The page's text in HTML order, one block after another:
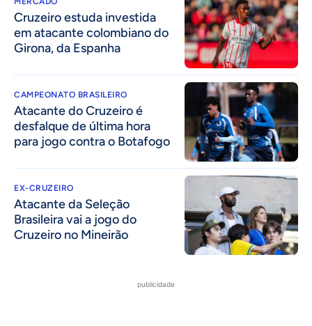
Cruzeiro estuda investida
em atacante colombiano do
Girona, da Espanha
CAMPEONATO BRASILEIRO
Atacante do Cruzeiro é
desfalque de última hora
para jogo contra o Botafogo
EX-CRUZEIRO
Atacante da Seleção
Brasileira vai a jogo do
Cruzeiro no Mineirão
publicidade